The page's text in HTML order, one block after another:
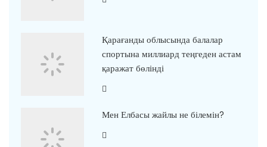
Қарағанды облысында балалар
спортына миллиард теңгеден астам
қаражат бөлінді
Мен Елбасы жайлы не білемін?